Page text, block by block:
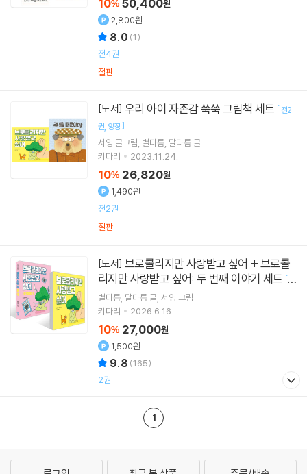
%
원
2,800원
8.0 (1)
전4권
절판
[도서] 우리 아이 자존감 쑥쑥 그림책 세트 [ 전2
권 양장]
서영 글그림 별다름 달다름글
키다리
2023.11.24.
10% 26,820원
1,490원
전2권
절판
[도서]
리지만 사랑받고 싶어: 두 번째 이야기 세트 [2
권]
별다름 달다름글 서영 그림
키다리
2026.6.16.
10% 27,000원
1,500원
9.8 (165)
2권
1